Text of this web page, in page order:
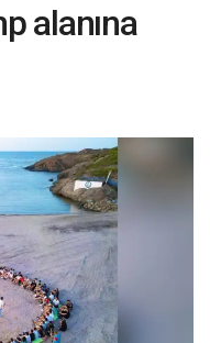
alanına